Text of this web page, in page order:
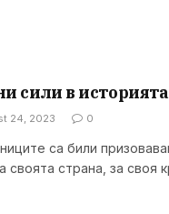
сили в историята
24, 2023 0
са били
своята страна, за своя